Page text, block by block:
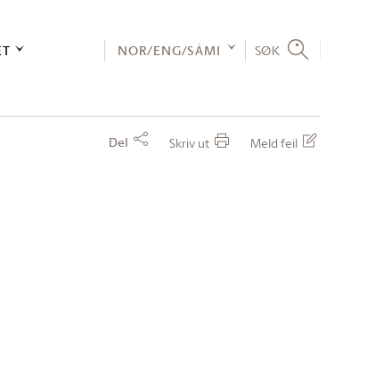
NOR/ENG/SÁMI SØK
Del Skriv ut Meld feil